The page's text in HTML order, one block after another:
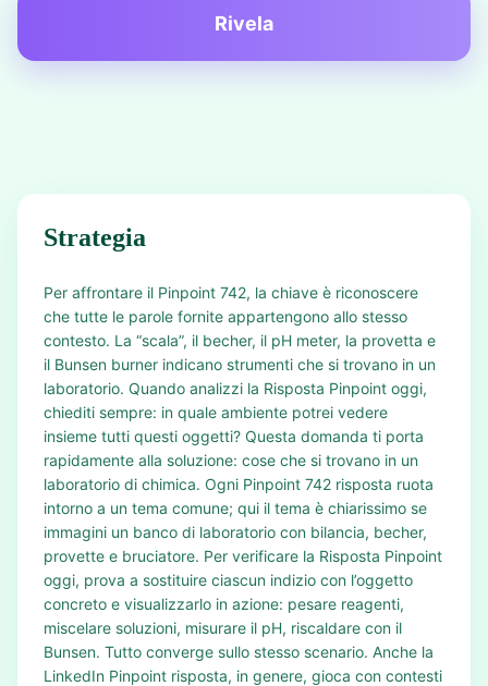
Rivela
Strategia
Per affrontare il Pinpoint 742, la chiave è riconoscere
che tutte le parole fornite appartengono allo stesso
contesto. La “scala”, il becher, il pH meter, la provetta e
il Bunsen burner indicano strumenti che si trovano in un
laboratorio. Quando analizzi la Risposta Pinpoint oggi,
chiediti sempre: in quale ambiente potrei vedere
insieme tutti questi oggetti? Questa domanda ti porta
rapidamente alla soluzione: cose che si trovano in un
laboratorio di chimica. Ogni Pinpoint 742 risposta ruota
intorno a un tema comune; qui il tema è chiarissimo se
immagini un banco di laboratorio con bilancia, becher,
provette e bruciatore. Per verificare la Risposta Pinpoint
oggi, prova a sostituire ciascun indizio con l’oggetto
concreto e visualizzarlo in azione: pesare reagenti,
miscelare soluzioni, misurare il pH, riscaldare con il
Bunsen. Tutto converge sullo stesso scenario. Anche la
LinkedIn Pinpoint risposta, in genere, gioca con contesti